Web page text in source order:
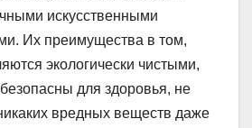
искусственными
Их преимущества в том,
экологически чистыми,
для здоровья, не
вредных веществ даже